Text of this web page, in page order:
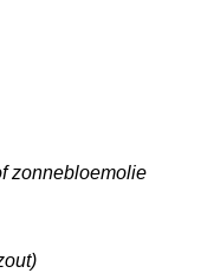
zonnebloemolie